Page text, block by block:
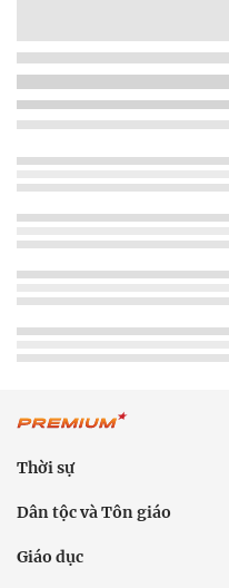
Thời sự
Dân tộc và Tôn giáo
Giáo dục